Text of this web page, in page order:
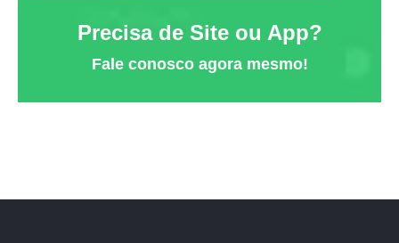
Precisa de Site ou App?
Fale conosco agora mesmo!